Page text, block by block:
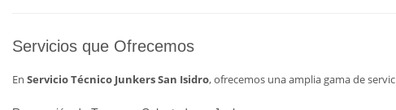
Servicios que Ofrecemos
En Servicio Técnico Junkers San Isidro, ofrecemos una amplia gama de